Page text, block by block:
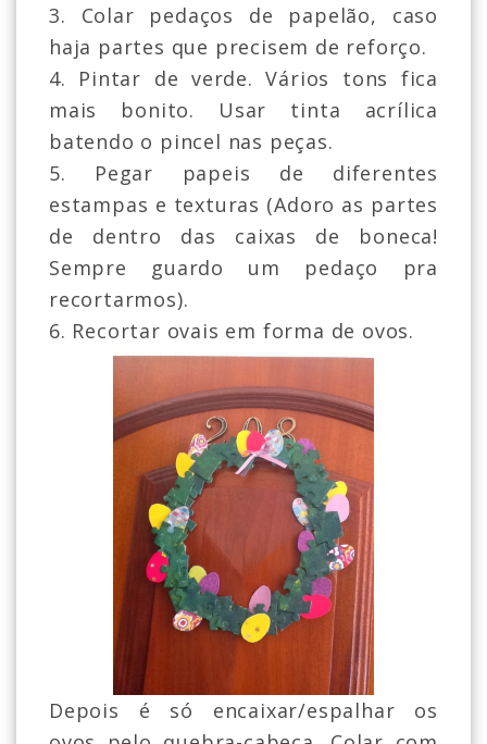
3. Colar pedaços de papelão, caso
haja partes que precisem de reforço.
4. Pintar de verde. Vários tons fica
mais bonito. Usar tinta acrílica
batendo o pincel nas peças.
5. Pegar papeis de diferentes
estampas e texturas (Adoro as partes
de dentro das caixas de boneca!
Sempre guardo um pedaço pra
recortarmos).
6. Recortar ovais em forma de ovos.
Depois é só encaixar/espalhar os